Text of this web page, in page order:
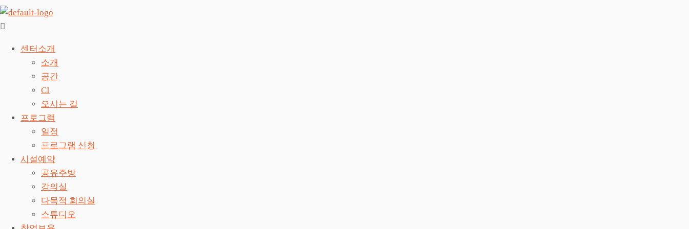
센터소개
소개
공간
CI
오시는 길
프로그램
일정
프로그램 신청
시설예약
공유주방
강의실
다목적 회의실
스튜디오